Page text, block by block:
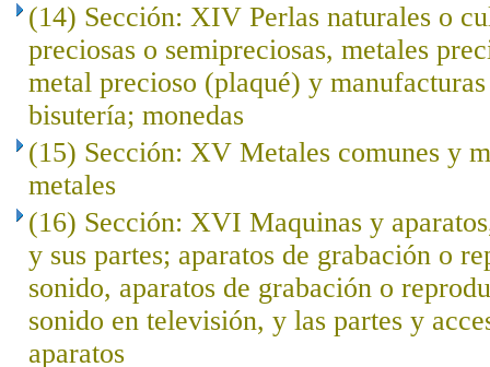
(14) Sección: XIV Perlas naturales o
preciosas o semipreciosas, metales
metal precioso (plaqué) y
bisutería; monedas
(15) Sección: XV Metales comunes y
metales
(16) Sección: XVI Maquinas y
y sus partes; aparatos de grabación o
sonido, aparatos de grabación o
sonido en televisión, y las partes y
aparatos